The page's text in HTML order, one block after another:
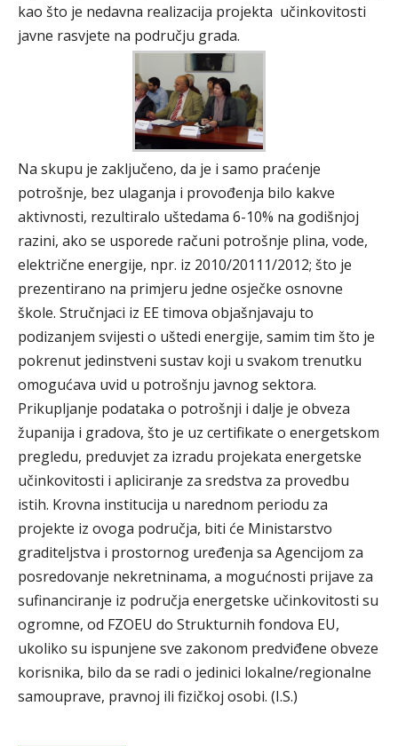
kao što je nedavna realizacija projekta učinkovitosti
javne rasvjete na području grada.
Na skupu je zaključeno, da je i samo praćenje
potrošnje, bez ulaganja i provođenja bilo kakve
aktivnosti, rezultiralo uštedama 6-10% na godišnjoj
razini, ako se usporede računi potrošnje plina, vode,
električne energije, npr. iz 2010/20111/2012; što je
prezentirano na primjeru jedne osječke osnovne
škole. Stručnjaci iz EE timova objašnjavaju to
podizanjem svijesti o uštedi energije, samim tim što je
pokrenut jedinstveni sustav koji u svakom trenutku
omogućava uvid u potrošnju javnog sektora.
Prikupljanje podataka o potrošnji i dalje je obveza
županija i gradova, što je uz certifikate o energetskom
pregledu, preduvjet za izradu projekata energetske
učinkovitosti i apliciranje za sredstva za provedbu
istih. Krovna institucija u narednom periodu za
projekte iz ovoga područja, biti će Ministarstvo
graditeljstva i prostornog uređenja sa Agencijom za
posredovanje nekretninama, a mogućnosti prijave za
sufinanciranje iz područja energetske učinkovitosti su
ogromne, od FZOEU do Strukturnih fondova EU,
ukoliko su ispunjene sve zakonom predviđene obveze
korisnika, bilo da se radi o jedinici lokalne/regionalne
samouprave, pravnoj ili fizičkoj osobi. (I.S.)